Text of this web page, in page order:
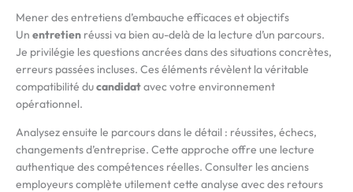
Mener des entretiens d’embauche efficaces et objectifs
Un entretien réussi va bien au-delà de la lecture d’un parcours.
Je privilégie les questions ancrées dans des situations concrètes,
erreurs passées incluses. Ces éléments révèlent la véritable
compatibilité ducandidatavec votre environnement
opérationnel.
Analysez ensuite le parcours dans le détail : réussites, échecs,
changements d’entreprise. Cette approche offre une lecture
authentique des compétences réelles. Consulter les anciens
employeurs complète utilement cette analyse avec des retours